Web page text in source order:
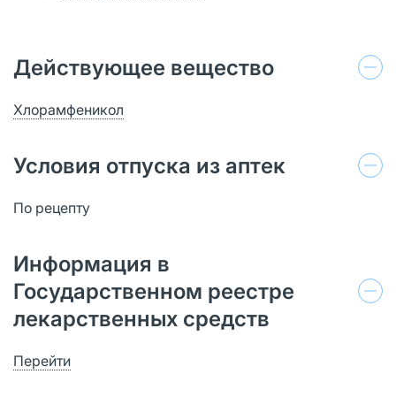
Действующее вещество
Хлорамфеникол
Условия отпуска из аптек
По рецепту
Информация в
Государственном реестре
лекарственных средств
Перейти